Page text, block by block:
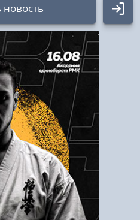
Войти
Напомнить пароль